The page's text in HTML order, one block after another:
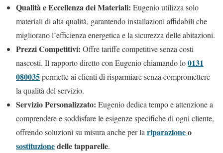
Qualità e Eccellenza dei Materiali: Eugenio utilizza solo
materiali di alta qualità, garantendo installazioni affidabili che
migliorano l’efficienza energetica e la sicurezza delle abitazioni.
Prezzi Competitivi: Offre tariffe competitive senza costi
nascosti. Il rapporto diretto con Eugenio chiamando lo0131
080035permette ai clienti di risparmiare senza compromettere
la qualità del servizio.
Servizio Personalizzato: Eugenio dedica tempo e attenzione a
comprendere e soddisfare le esigenze specifiche di ogni cliente,
offrendo soluzioni su misura anche per la riparazioneo
sostituzionedelle tapparelle.